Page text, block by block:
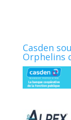
Casden
Orphelins